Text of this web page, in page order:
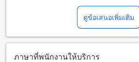
ดูข้อเสนอเพิ่มเติม
ภาษาที่พนักงานให้บริการ